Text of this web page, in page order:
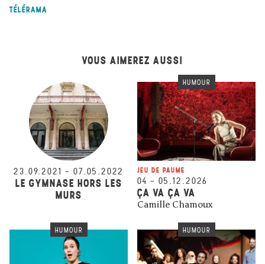
TÉLÉRAMA
VOUS AIMEREZ AUSSI
23.09.2021 – 07.05.2022
LE GYMNASE HORS LES
MURS
HUMOUR
JEU DE PAUME
04 – 05.12.2026
ÇA VA ÇA VA
Camille Chamoux
HUMOUR HUMOUR